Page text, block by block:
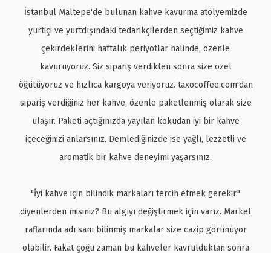
İstanbul Maltepe'de bulunan kahve kavurma atölyemizde
yurtiçi ve yurtdışındaki tedarikçilerden seçtiğimiz kahve
çekirdeklerini haftalık periyotlar halinde, özenle
kavuruyoruz. Siz sipariş verdikten sonra size özel
öğütüyoruz ve hızlıca kargoya veriyoruz. taxocoffee.com'dan
sipariş verdiğiniz her kahve, özenle paketlenmiş olarak size
ulaşır. Paketi açtığınızda yayılan kokudan iyi bir kahve
içeceğinizi anlarsınız. Demlediğinizde ise yağlı, lezzetli ve
aromatik bir kahve deneyimi yaşarsınız.
"İyi kahve için bilindik markaları tercih etmek gerekir."
diyenlerden misiniz? Bu algıyı değiştirmek için varız. Market
raflarında adı sanı bilinmiş markalar size cazip görünüyor
olabilir. Fakat çoğu zaman bu kahveler kavrulduktan sonra